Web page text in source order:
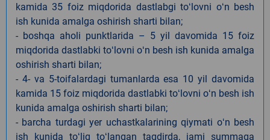
kamida 35 foiz miqdorida dastlabgi toʻlovni oʻn besh
ish kunida amalga oshirish sharti bilan;
- boshqa aholi punktlarida – 5 yil davomida 15 foiz
miqdorida dastlabki toʻlovni oʻn besh ish kunida amalga
oshirish sharti bilan;
- 4- va 5-toifalardagi tumanlarda esa 10 yil davomida
kamida 15 foiz miqdorida dastlabki toʻlovni oʻn besh ish
kunida amalga oshirish sharti bilan;
- barcha turdagi yer uchastkalarining qiymati oʻn besh
ish kunida toʻliq toʻlangan taqdirda, jami summaga